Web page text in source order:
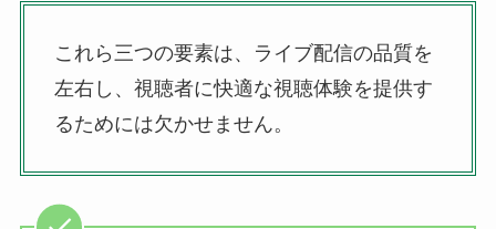
これら三つの要素は、ライブ配信の品質を
左右し、視聴者に快適な視聴体験を提供す
るためには欠かせません。